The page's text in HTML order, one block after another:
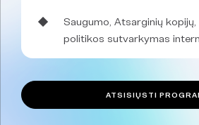
Saugumo, Atsarginių
politikos sutvarkymas
ATSISIŲSTI